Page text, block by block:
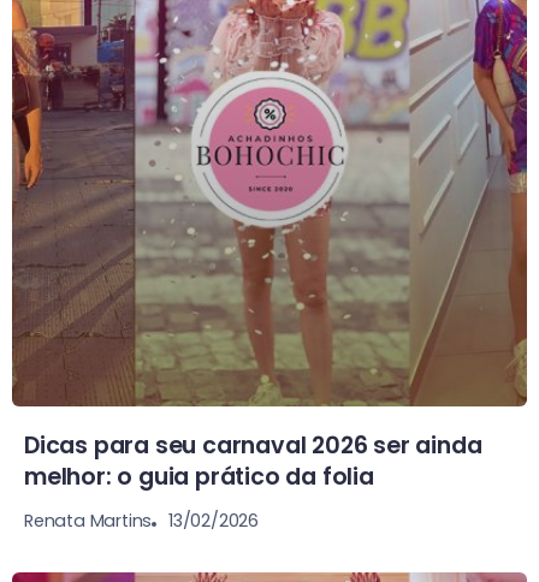
Dicas para seu carnaval 2026 ser ainda
melhor: o guia prático da folia
Renata Martins 13/02/2026